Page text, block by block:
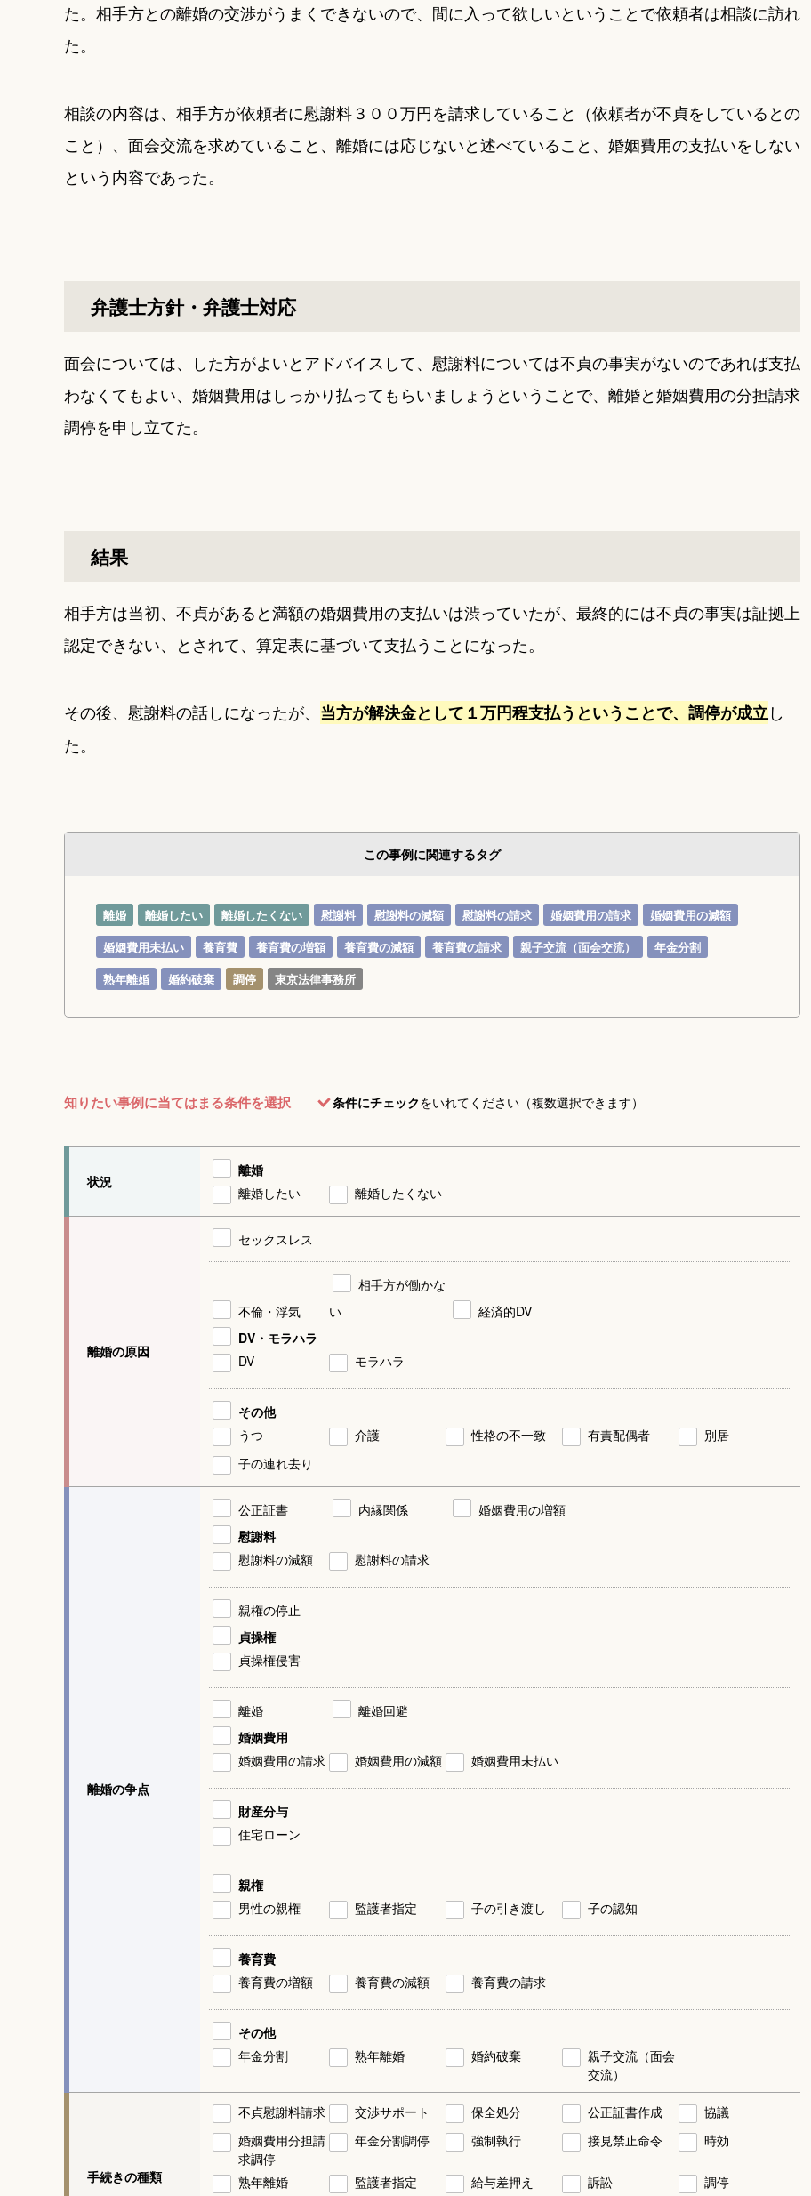
た。相手方との離婚の交渉がうまくできないので、間に入って欲しいということで依頼者は相談に訪れ
た。
相談の内容は、相手方が依頼者に慰謝料３００万円を請求していること（依頼者が不貞をしているとの
こと）、面会交流を求めていること、離婚には応じないと述べていること、婚姻費用の支払いをしない
という内容であった。
弁護士方針・弁護士対応
面会については、した方がよいとアドバイスして、慰謝料については不貞の事実がないのであれば支払
わなくてもよい、婚姻費用はしっかり払ってもらいましょうということで、離婚と婚姻費用の分担請求
調停を申し立てた。
結果
相手方は当初、不貞があると満額の婚姻費用の支払いは渋っていたが、最終的には不貞の事実は証拠上
認定できない、とされて、算定表に基づいて支払うことになった。
その後、慰謝料の話しになったが、 当方が解決金として１万円程支払うということで、調停が成立し
た。
この事例に関連するタグ
離婚 離婚したい 離婚したくない 慰謝料 慰謝料の減額 慰謝料の請求 婚姻費用の請求
婚姻費用の減額
婚姻費用未払い
養育費 養育費の増額 養育費の減額 養育費の請求 親子交流（面会交流）
年金分割
熟年離婚
婚約破棄 調停 東京法律事務所
知りたい事例に当てはまる条件を選択 条件にチェックをいれてください（複数選択できます）
状況
離婚
離婚したい
離婚したくない
離婚の原因
セックスレス
不倫・浮気
相手方が働かな
い
経済的DV
DV・モラハラ
DV
モラハラ
その他
うつ
介護 性格の不一致 有責配偶者
別居
子の連れ去り
離婚の争点
公正証書 内縁関係
婚姻費用の増額
慰謝料
慰謝料の減額
慰謝料の請求
親権の停止
貞操権
貞操権侵害
離婚
離婚回避
婚姻費用
婚姻費用の請求
婚姻費用の減額 婚姻費用未払い
財産分与
住宅ローン
親権
男性の親権
監護者指定 子の引き渡し 子の認知
養育費
養育費の増額
養育費の減額 養育費の請求
その他
年金分割
熟年離婚 婚約破棄
親子交流（面会
交流）
手続きの種類
不貞慰謝料請求 交渉サポート 保全処分 公正証書作成
協議
婚姻費用分担請
求調停
年金分割調停 強制執行 接見禁止命令 時効
熟年離婚 監護者指定 給与差押え 訴訟 調停